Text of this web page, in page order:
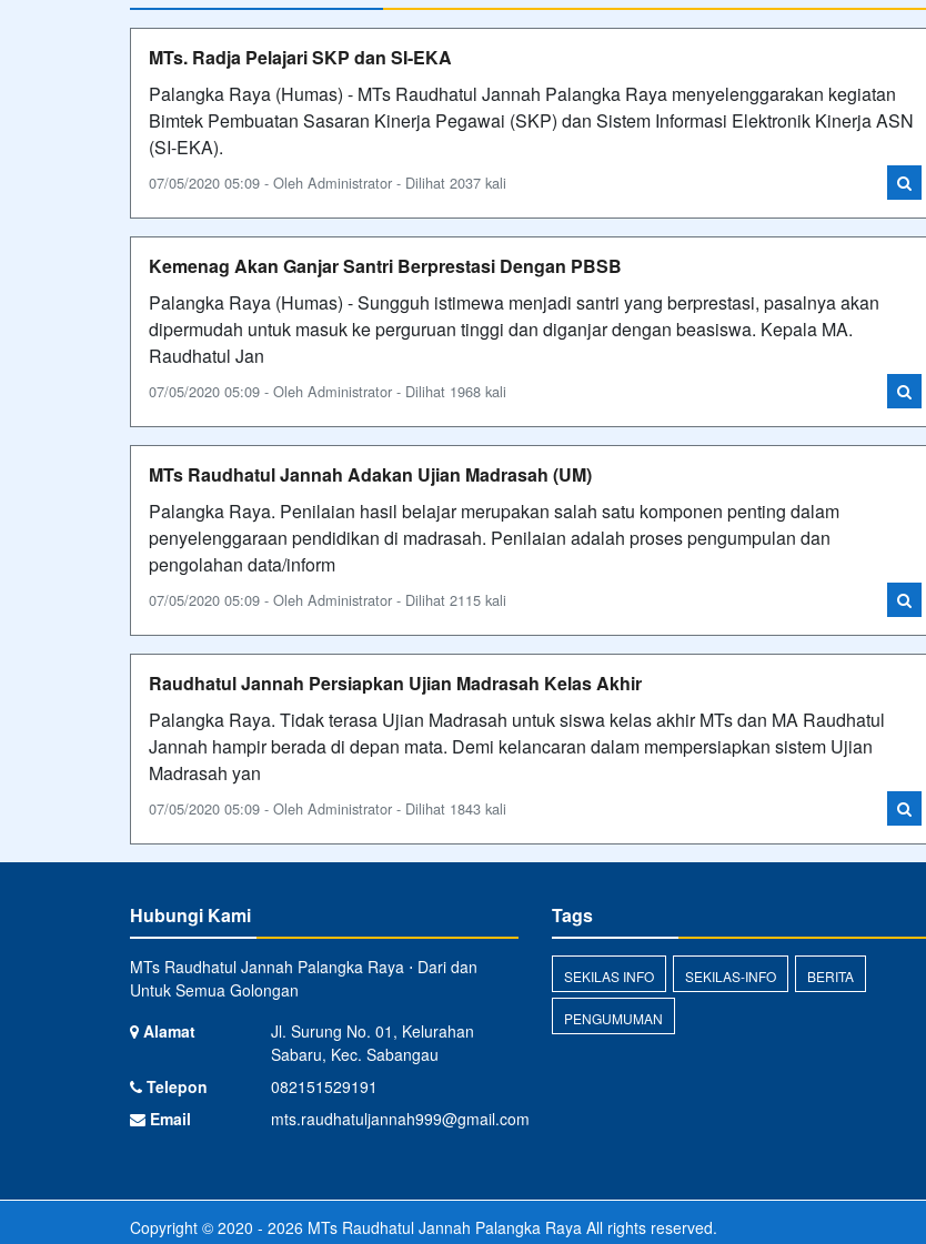
MTs. Radja Pelajari SKP dan SI-EKA
Palangka Raya (Humas) - MTs Raudhatul Jannah Palangka Raya menyelenggarakan kegiatan
Bimtek Pembuatan Sasaran Kinerja Pegawai (SKP) dan Sistem Informasi Elektronik Kinerja ASN
(SI-EKA).
07/05/2020 05:09 - Oleh Administrator - Dilihat 2037 kali
Kemenag Akan Ganjar Santri Berprestasi Dengan PBSB
Palangka Raya (Humas) - Sungguh istimewa menjadi santri yang berprestasi, pasalnya akan
dipermudah untuk masuk ke perguruan tinggi dan diganjar dengan beasiswa. Kepala MA.
Raudhatul Jan
07/05/2020 05:09 - Oleh Administrator - Dilihat 1968 kali
MTs Raudhatul Jannah Adakan Ujian Madrasah (UM)
Palangka Raya. Penilaian hasil belajar merupakan salah satu komponen penting dalam
penyelenggaraan pendidikan di madrasah. Penilaian adalah proses pengumpulan dan
pengolahan data/inform
07/05/2020 05:09 - Oleh Administrator - Dilihat 2115 kali
Raudhatul Jannah Persiapkan Ujian Madrasah Kelas Akhir
Palangka Raya. Tidak terasa Ujian Madrasah untuk siswa kelas akhir MTs dan MA Raudhatul
Jannah hampir berada di depan mata. Demi kelancaran dalam mempersiapkan sistem Ujian
Madrasah yan
07/05/2020 05:09 - Oleh Administrator - Dilihat 1843 kali
Hubungi Kami
MTs Raudhatul Jannah Palangka Raya ⋅ Dari dan
Untuk Semua Golongan
Alamat
Jl. Surung No. 01, Kelurahan
Sabaru, Kec. Sabangau
Telepon
082151529191
Email
mts.raudhatuljannah999@gmail.com
Tags
SEKILAS INFO SEKILAS-INFO BERITA
PENGUMUMAN
Copyright © 2020 - 2026 MTs Raudhatul Jannah Palangka Raya All rights reserved.